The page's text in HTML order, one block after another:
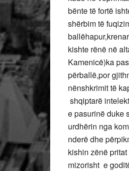
bënte të fortë
shërbim të
kishte rënë në
Kamenicë)ka
përballë,por
nënshkrimit të
shqiptarë
e pasurinë duke
urdhërin nga
nderë dhe
kishin zënë
mizorisht e